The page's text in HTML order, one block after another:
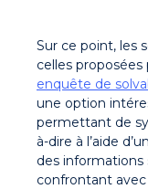
Sur ce point, les
celles
enquête de
une option
permettant de
à-dire à l’aide
des informations
confrontant